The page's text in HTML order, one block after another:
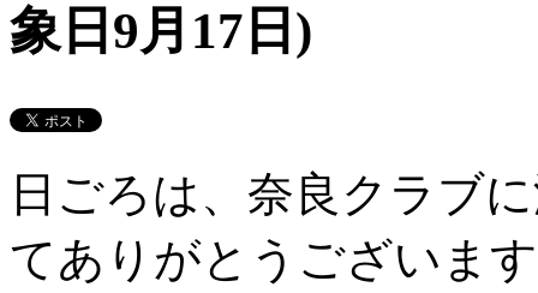
象日9月17日)
日ごろは、奈良クラブ
てありがとうございま